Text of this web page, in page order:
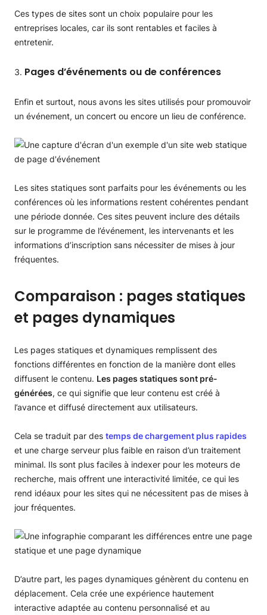
Ces types de sites sont un choix populaire pour les
entreprises locales, car ils sont rentables et faciles à
entretenir.
Pages d’événements ou de conférences
Enfin et surtout, nous avons les sites utilisés pour promouvoir
un événement, un concert ou encore un lieu de conférence.
Les sites statiques sont parfaits pour les événements ou les
conférences où les informations restent cohérentes pendant
une période donnée. Ces sites peuvent inclure des détails
sur le programme de l’événement, les intervenants et les
informations d’inscription sans nécessiter de mises à jour
fréquentes.
Comparaison : pages statiques
et pages dynamiques
Les pages statiques et dynamiques remplissent des
fonctions différentes en fonction de la manière dont elles
diffusent le contenu. Les pages statiques sont pré-
générées, ce qui signifie que leur contenu est créé à
l’avance et diffusé directement aux utilisateurs.
Cela se traduit par des temps de chargement plus rapides
et une charge serveur plus faible en raison d’un traitement
minimal. Ils sont plus faciles à indexer pour les moteurs de
recherche, mais offrent une interactivité limitée, ce qui les
rend idéaux pour les sites qui ne nécessitent pas de mises à
jour fréquentes.
D’autre part, les pages dynamiques génèrent du contenu en
déplacement. Cela crée une expérience hautement
interactive adaptée au contenu personnalisé et au